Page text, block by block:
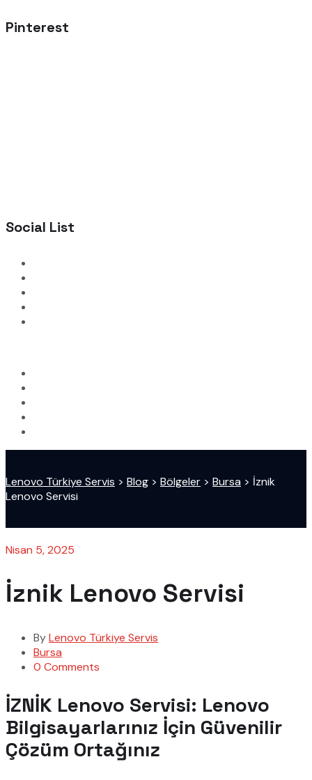
Pinterest
Social List
Lenovo Türkiye Servis > Blog > Bölgeler > Bursa > İznik
Lenovo Servisi
Nisan 5, 2025
İznik Lenovo Servisi
ByLenovo Türkiye Servis
Bursa
0 Comments
İZNİK Lenovo Servisi: Lenovo
Bilgisayarlarınız İçin Güvenilir
Çözüm Ortağınız